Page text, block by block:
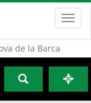
de la Barca